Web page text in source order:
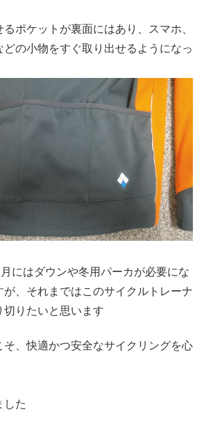
ポケットが裏面にはあり、スマホ、
の小物をすぐ取り出せるようになっ
にはダウンや冬用パーカが必要にな
が、それまではこのサイクルトレーナ
切りたいと思います
そ、快適かつ安全なサイクリングを心
した